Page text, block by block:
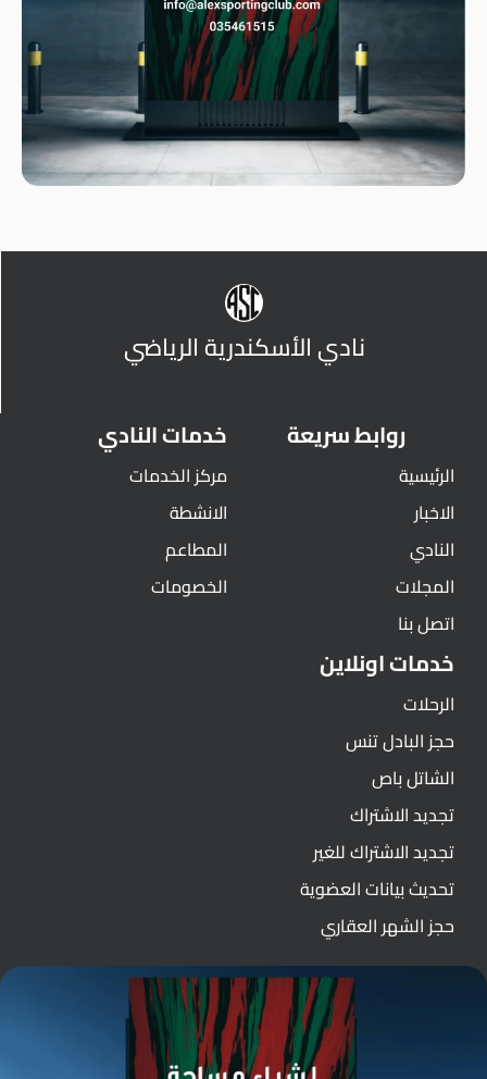
نادي الأسكندرية الرياضي
روابط سريعة
الرئيسية
الاخبار
النادي
المجلات
اتصل بنا
خدمات النادي
مركز الخدمات
الانشطة
المطاعم
الخصومات
خدمات اونلاين
الرحلات
حجز البادل تنس
الشاتل باص
تجديد الاشتراك
تجديد الاشتراك للغير
تحديث بيانات العضوية
حجز الشهر العقاري